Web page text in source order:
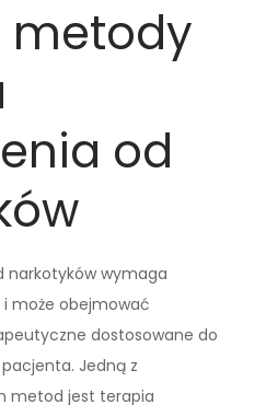
metody
od
narkotyków wymaga
może obejmować
dostosowane do
Jedną z
metod jest terapia